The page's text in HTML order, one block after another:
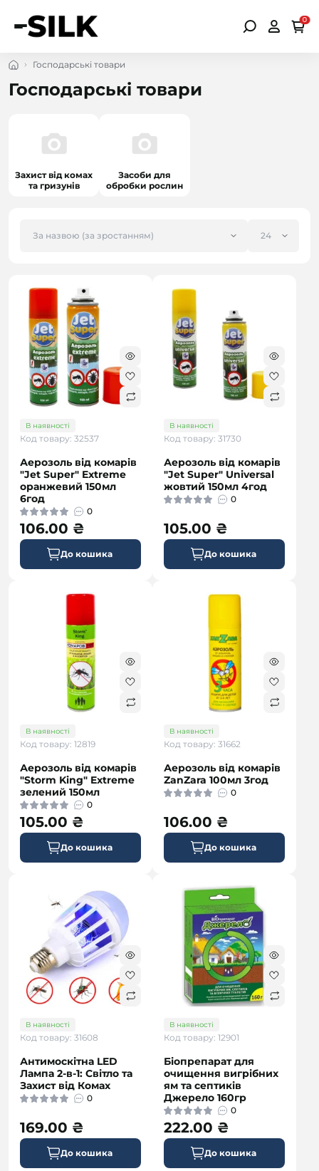
0
Господарські товари
Господарські товари
Захист від комах
та гризунів
Засоби для
обробки рослин
В наявності
Код товару: 32537
Аерозоль від комарів
"Jet Super" Extreme
оранжевий 150мл
6год
0
106.00 ₴
До кошика
В наявності
Код товару: 31730
Аерозоль від комарів
"Jet Super" Universal
жовтий 150мл 4год
0
105.00 ₴
До кошика
В наявності
Код товару: 12819
Аерозоль від комарів
"Storm King" Extreme
зелений 150мл
0
105.00 ₴
До кошика
В наявності
Код товару: 31662
Аерозоль від комарів
ZanZara 100мл 3год
0
106.00 ₴
До кошика
В наявності
Код товару: 31608
Антимоскітна LED
Лампа 2-в-1: Світло та
Захист від Комах
0
169.00 ₴
До кошика
В наявності
Код товару: 12901
Біопрепарат для
очищення вигрібних
ям та септиків
Джерело 160гр
0
222.00 ₴
До кошика